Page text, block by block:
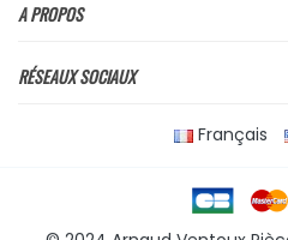
A PROPOS
RÉSEAUX SOCIAUX
Français